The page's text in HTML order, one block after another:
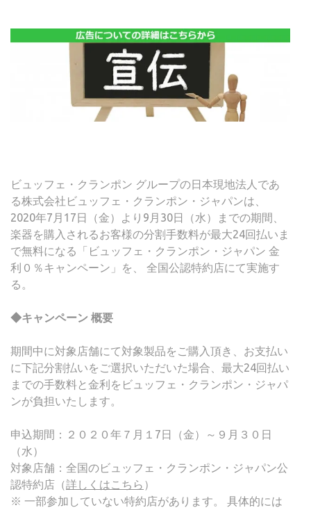
ビュッフェ・クランポン グループの日本現地法人であ
る株式会社ビュッフェ・クランポン・ジャパンは、
2020年7月17日（金）より9月30日（水）までの期間、
楽器を購入されるお客様の分割手数料が最大24回払いま
で無料になる「ビュッフェ・クランポン・ジャパン 金
利０％キャンペーン」を、 全国公認特約店にて実施す
る。
◆キャンペーン 概要
期間中に対象店舗にて対象製品をご購入頂き、お支払い
に下記分割払いをご選択いただいた場合、最大24回払い
までの手数料と金利をビュッフェ・クランポン・ジャパ
ンが負担いたします。
申込期間：２０２０年７月１7日（金）～９月３０日
（水）
対象店舗：全国のビュッフェ・クランポン・ジャパン公
認特約店（詳しくはこちら ）
※ 一部参加していない特約店があります。 具体的には